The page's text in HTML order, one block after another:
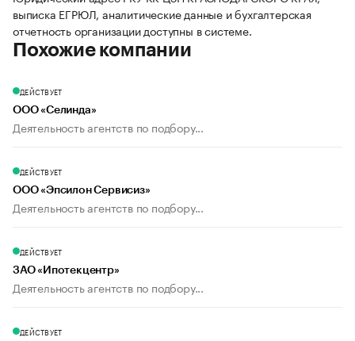
выписка ЕГРЮЛ, аналитические данные и бухгалтерская
отчетность организации доступны в системе.
Похожие компании
ДЕЙСТВУЕТ
ООО «Селинда»
Деятельность агентств по подбору...
ДЕЙСТВУЕТ
ООО «Эпсилон Сервисиз»
Деятельность агентств по подбору...
ДЕЙСТВУЕТ
ЗАО «Ипотекцентр»
Деятельность агентств по подбору...
ДЕЙСТВУЕТ